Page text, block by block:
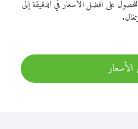
على أفضل الأسعار في الدقيقة إلى